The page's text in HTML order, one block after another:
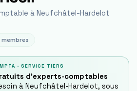
à Neufchâtel-Hardelot
membres
· SERVICE TIERS
d'experts-comptables
à Neufchâtel-Hardelot, sous